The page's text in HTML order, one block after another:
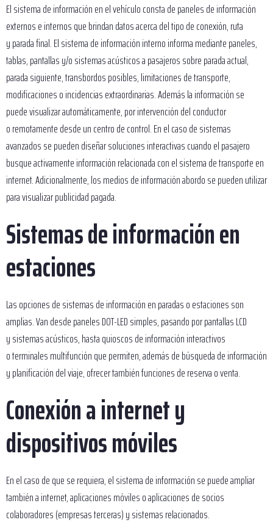
El sistema de información en el vehículo consta de paneles de información
externos e internos que brindan datos acerca del tipo de conexión, ruta
y parada final. El sistema de información interno informa mediante paneles,
tablas, pantallas y/o sistemas acústicos a pasajeros sobre parada actual,
parada siguiente, transbordos posibles, limitaciones de transporte,
modificaciones o incidencias extraordinarias. Además la información se
puede visualizar automáticamente, por intervención del conductor
o remotamente desde un centro de control. En el caso de sistemas
avanzados se pueden diseñar soluciones interactivas cuando el pasajero
busque activamente información relacionada con el sistema de transporte en
internet. Adicionalmente, los medios de información abordo se pueden utilizar
para visualizar publicidad pagada.
Sistemas de información en
estaciones
Las opciones de sistemas de información en paradas o estaciones son
amplias. Van desde paneles DOT-LED simples, pasando por pantallas LCD
y sistemas acústicos, hasta quioscos de información interactivos
o terminales multifunción que permiten, además de búsqueda de información
y planificación del viaje, ofrecer también funciones de reserva o venta.
Conexión a internet y
dispositivos móviles
En el caso de que se requiera, el sistema de información se puede ampliar
también a internet, aplicaciones móviles o aplicaciones de socios
colaboradores (empresas terceras) y sistemas relacionados.